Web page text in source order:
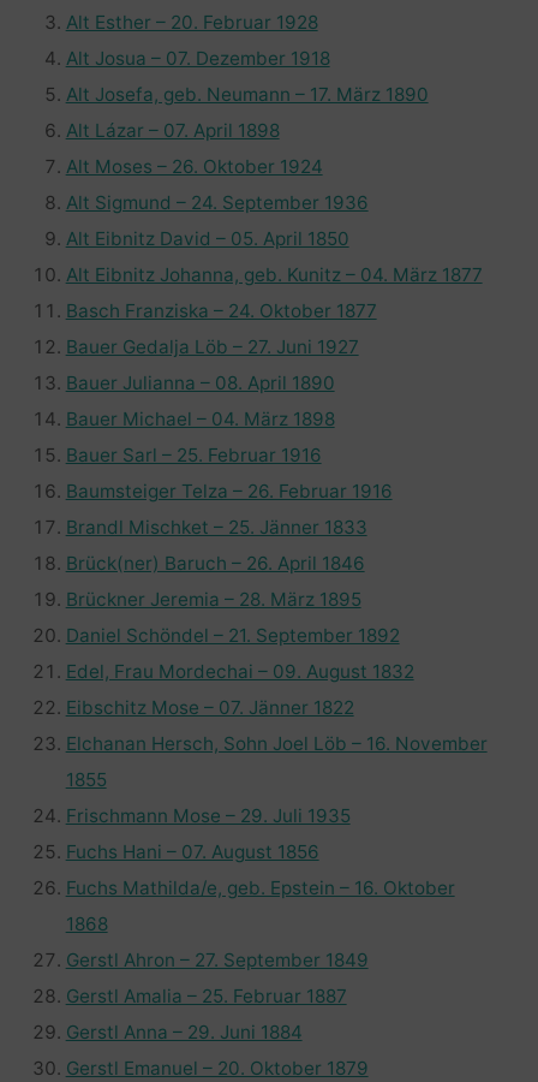
Alt Esther – 20. Februar 1928
Alt Josua – 07. Dezember 1918
Alt Josefa, geb. Neumann – 17. März 1890
Alt Lázar – 07. April 1898
Alt Moses – 26. Oktober 1924
Alt Sigmund – 24. September 1936
Alt Eibnitz David – 05. April 1850
Alt Eibnitz Johanna, geb. Kunitz – 04. März 1877
Basch Franziska – 24. Oktober 1877
Bauer Gedalja Löb – 27. Juni 1927
Bauer Julianna – 08. April 1890
Bauer Michael – 04. März 1898
Bauer Sarl – 25. Februar 1916
Baumsteiger Telza – 26. Februar 1916
Brandl Mischket – 25. Jänner 1833
Brück(ner) Baruch – 26. April 1846
Brückner Jeremia – 28. März 1895
Daniel Schöndel – 21. September 1892
Edel, Frau Mordechai – 09. August 1832
Eibschitz Mose – 07. Jänner 1822
Elchanan Hersch, Sohn Joel Löb – 16. November
1855
Frischmann Mose – 29. Juli 1935
Fuchs Hani – 07. August 1856
Fuchs Mathilda/e, geb. Epstein – 16. Oktober
1868
Gerstl Ahron – 27. September 1849
Gerstl Amalia – 25. Februar 1887
Gerstl Anna – 29. Juni 1884
Gerstl Emanuel – 20. Oktober 1879